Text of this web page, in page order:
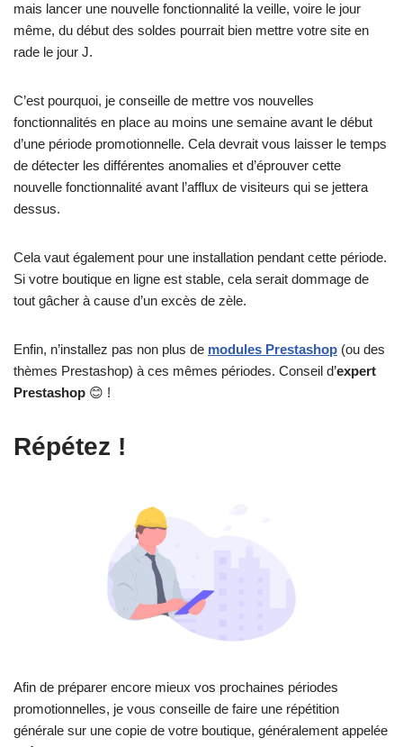
mais lancer une nouvelle fonctionnalité la veille, voire le jour
même, du début des soldes pourrait bien mettre votre site en
rade le jour J.
C’est pourquoi, je conseille de mettre vos nouvelles
fonctionnalités en place au moins une semaine avant le début
d’une période promotionnelle. Cela devrait vous laisser le temps
de détecter les différentes anomalies et d’éprouver cette
nouvelle fonctionnalité avant l’afflux de visiteurs qui se jettera
dessus.
Cela vaut également pour une installation pendant cette période.
Si votre boutique en ligne est stable, cela serait dommage de
tout gâcher à cause d’un excès de zèle.
Enfin, n’installez pas non plus de modules Prestashop (ou des
thèmes Prestashop) à ces mêmes périodes. Conseil d’expert
Prestashop 😊 !
Répétez !
Afin de préparer encore mieux vos prochaines périodes
promotionnelles, je vous conseille de faire une répétition
générale sur une copie de votre boutique, généralement appelée